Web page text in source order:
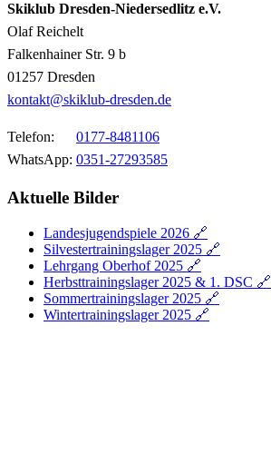
Skiklub Dresden-Niedersedlitz e.V.
Olaf Reichelt
Falkenhainer Str. 9 b
01257 Dresden
kontakt@skiklub-dresden.de
Telefon: 0177-8481106
WhatsApp: 0351-27293585
Aktuelle Bilder
Landesjugendspiele 2026 🔗
Silvestertrainingslager 2025 🔗
Lehrgang Oberhof 2025 🔗
Herbsttrainingslager 2025 & 1. DSC 🔗
Sommertrainingslager 2025 🔗
Wintertrainingslager 2025 🔗